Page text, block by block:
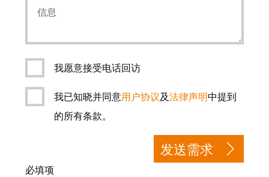
我愿意接受电话回访
我已知晓并同意用户协议及法律声明中提到
的所有条款。
必填项
发送需求